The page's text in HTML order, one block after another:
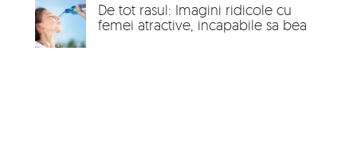
De tot rasul: Imagini ridicole cu
femei atractive, incapabile sa bea